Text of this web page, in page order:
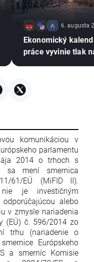
6. augusta
Ekonomický
práce vyvinie tlak
komunikáciou v
parlamentu
2014 o trhoch s
sa mení smernica
61/EÚ (MiFID II).
nie je investičným
alebo
v zmysle nariadenia
(EÚ) č. 596/2014 zo
trhu (nariadenie o
Európskeho
a smerníc Komisie